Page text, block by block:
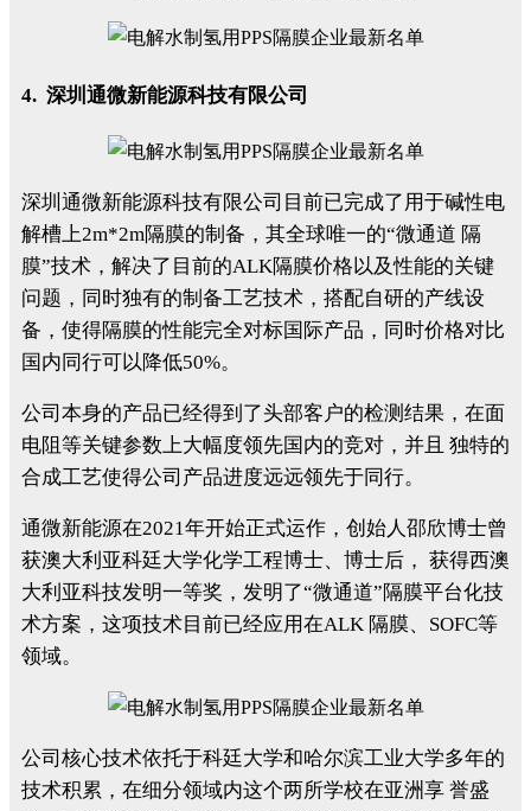
4. 深圳通微新能源科技有限公司
深圳通微新能源科技有限公司目前已完成了用于碱性电
解槽上2m*2m隔膜的制备，其全球唯一的“微通道 隔
膜”技术，解决了目前的ALK隔膜价格以及性能的关键
问题，同时独有的制备工艺技术，搭配自研的产线设
备，使得隔膜的性能完全对标国际产品，同时价格对比
国内同行可以降低50%。
公司本身的产品已经得到了头部客户的检测结果，在面
电阻等关键参数上大幅度领先国内的竞对，并且 独特的
合成工艺使得公司产品进度远远领先于同行。
通微新能源在2021年开始正式运作，创始人邵欣博士曾
获澳大利亚科廷大学化学工程博士、博士后， 获得西澳
大利亚科技发明⼀等奖，发明了“微通道”隔膜平台化技
术方案，这项技术目前已经应用在ALK 隔膜、SOFC等
领域。
公司核心技术依托于科廷大学和哈尔滨工业大学多年的
技术积累，在细分领域内这个两所学校在亚洲享 誉盛